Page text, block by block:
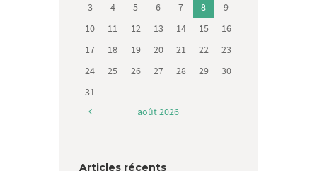
3
4 5 6 7 8
9
10
11 12 13 14 15
16
17
18 19 20 21 22
23
24
25 26 27 28 29
30
31
août2026
Articles récents